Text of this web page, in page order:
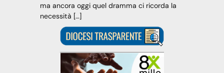
ma ancora oggi quel dramma ci ricorda la
necessità […]